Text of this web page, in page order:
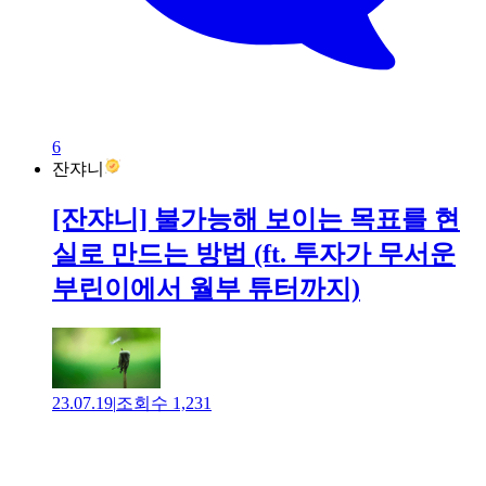
6
잔쟈니
[잔쟈니] 불가능해 보이는 목표를 현
실로 만드는 방법 (ft. 투자가 무서운
부린이에서 월부 튜터까지)
23.07.19|조회수 1,231